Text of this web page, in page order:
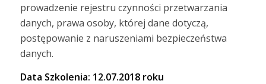
prowadzenie rejestru czynności przetwarzania
danych, prawa osoby, której dane dotyczą,
postępowanie z naruszeniami bezpieczeństwa
danych.
Data Szkolenia: 12.07.2018 roku